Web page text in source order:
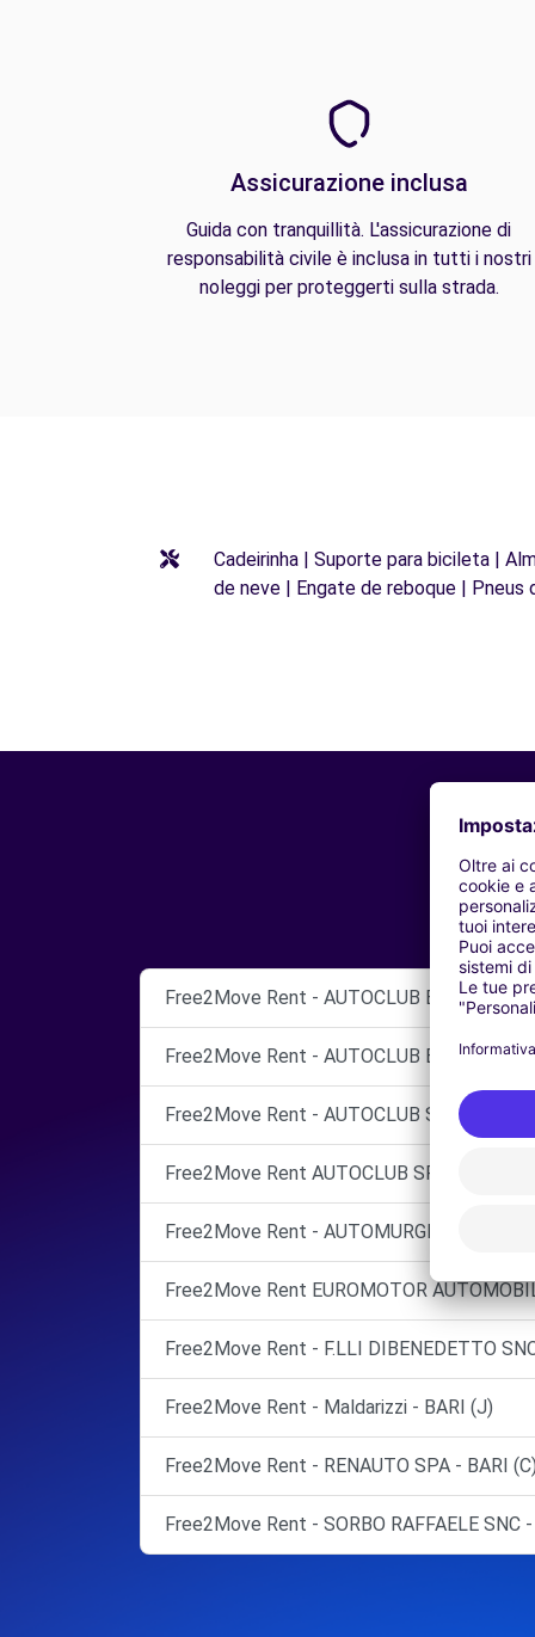
Assicurazione inclusa
Guida con tranquillità. L'assicurazione di
responsabilità civile è inclusa in tutti i nostri
noleggi per proteggerti sulla strada.
Cadeirinha | Suporte para bicileta |
de neve | Engate de reboque | Pneus
Free2Move Rent - AUTOCLUB BARI SRL -
Free2Move Rent - AUTOCLUB BARI SRL -
Free2Move Rent - AUTOCLUB SERVICE
Free2Move Rent AUTOCLUB SRL BARI
Free2Move Rent - AUTOMURGIA SRL -
Free2Move Rent EUROMOTOR
Free2Move Rent - F.LLI DIBENEDETTO
Free2Move Rent - Maldarizzi - BARI (J)
Free2Move Rent - RENAUTO SPA - BARI
Free2Move Rent - SORBO RAFFAELE SNC